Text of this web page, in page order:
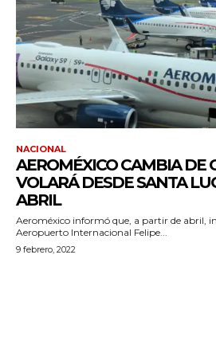
NACIONAL
AEROMÉXICO CAMBIA DE
VOLARÁ DESDE SANTA
ABRIL
Aeroméxico informó que, a partir de abril,
Aeropuerto Internacional Felipe...
9 febrero, 2022